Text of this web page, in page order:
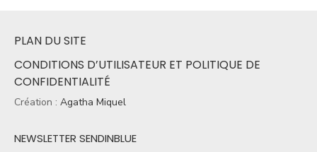
PLAN DU SITE
CONDITIONS D’UTILISATEUR ET POLITIQUE DE
CONFIDENTIALITÉ
Création : Agatha Miquel
NEWSLETTER SENDINBLUE